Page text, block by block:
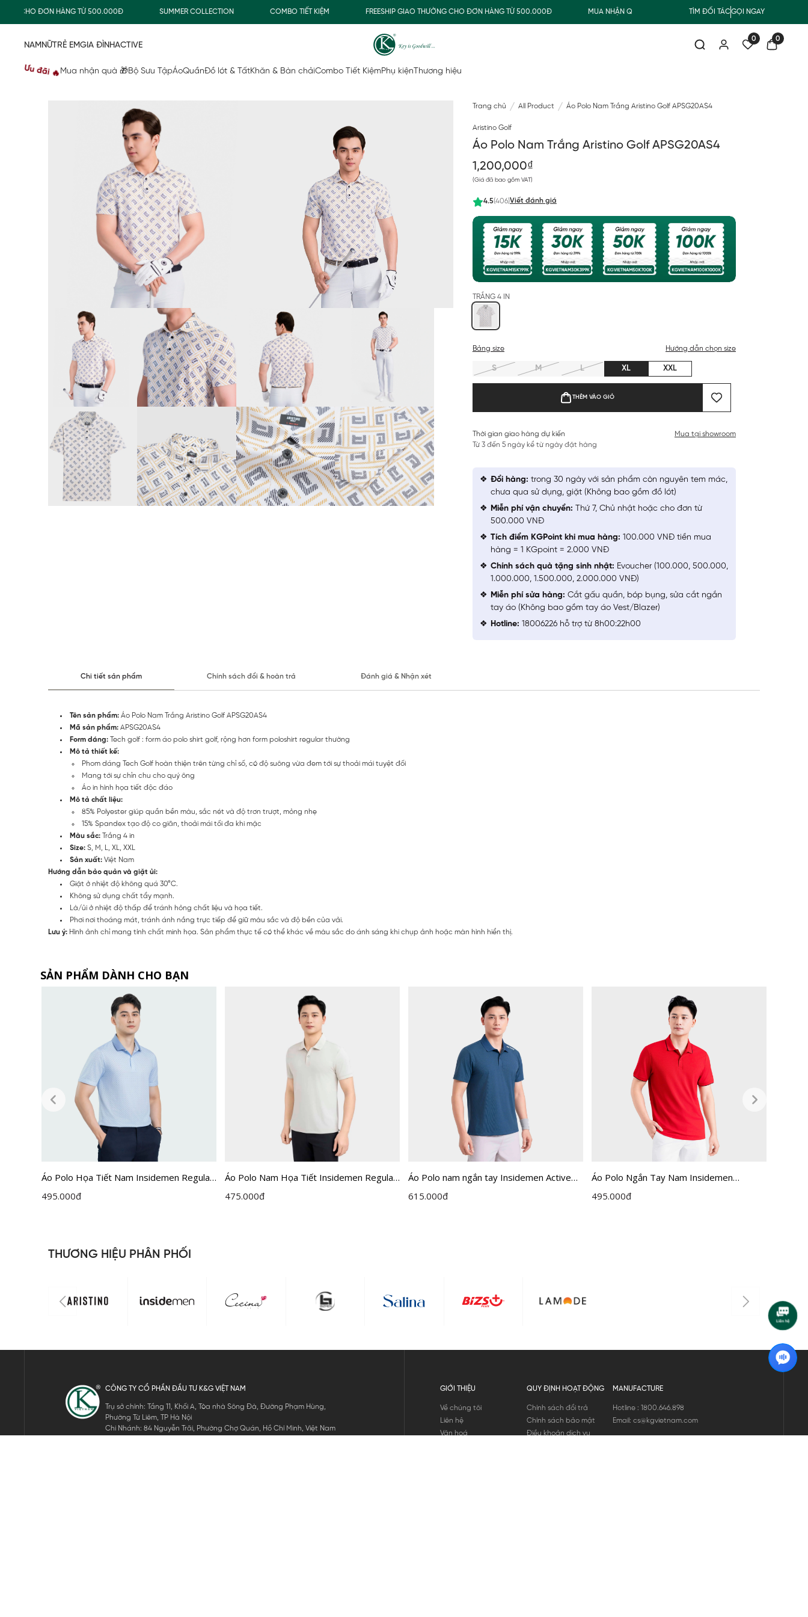
CHO ĐƠN HÀNG TỪ 500.000Đ SUMMER COLLECTION COMBO TIẾT KIỆM FREESHIP GIAO THƯỜNG CHO ĐƠN HÀNG TỪ 500.000Đ MUA NHẬN QUÀ FREESHIP GIAO THƯỜNG CHO ĐƠN HÀNG
TÌM ĐỐI TÁCGỌI NGAY
0 0
NAMNỮTRẺ EMGIA ĐÌNHACTIVE
Ưu đãi 🔥 Mua nhận quà 🎁Bộ Sưu TậpÁoQuầnĐồ lót & TấtKhăn & Bàn chảiCombo Tiết KiệmPhụ kiện Thương hiệu
Trang chủ All Product Áo Polo Nam Trắng Aristino Golf APSG20AS4
Aristino Golf
Áo Polo Nam Trắng Aristino Golf APSG20AS4
1,200,000₫
(Giá đã bao gồm VAT)
4.5(406)Viết đánh giá
TRẮNG 4 IN
Bảng size Hướng dẫn chọn size
S M L XL XXL
THÊM VÀO GIỎ
Thời gian giao hàng dự kiến
Từ 3 đến 5 ngày kể từ ngày đặt hàng
Mua tại showroom
Đổi hàng: trong 30 ngày với sản phẩm còn nguyên tem mác,
chưa qua sử dụng, giặt (Không bao gồm đồ lót)
Miễn phí vận chuyển: Thứ 7, Chủ nhật hoặc cho đơn từ
500.000 VNĐ
Tích điểm KGPoint khi mua hàng: 100.000 VNĐ tiền mua
hàng = 1 KGpoint = 2.000 VNĐ
Chính sách quà tặng sinh nhật: Evoucher (100.000, 500.000,
1.000.000, 1.500.000, 2.000.000 VNĐ)
Miễn phí sửa hàng: Cắt gấu quần, bóp bụng, sửa cắt ngắn
tay áo (Không bao gồm tay áo Vest/Blazer)
Hotline: 18006226 hỗ trợ từ 8h00:22h00
Chi tiết sản phẩm Chính sách đổi & hoàn trả Đánh giá & Nhận xét
Tên sản phẩm: Áo Polo Nam Trắng Aristino Golf APSG20AS4
Mã sản phẩm: APSG20AS4
Form dáng: Tech golf : form áo polo shirt golf, rộng hơn form poloshirt regular thường
Mô tả thiết kế:
Phom dáng Tech Golf hoàn thiện trên từng chỉ số, có độ suông vừa đem tới sự thoải mái tuyệt đối
Mang tới sự chỉn chu cho quý ông
Áo in hình họa tiết độc đáo
Mô tả chất liệu:
85% Polyester giúp quần bền màu, sắc nét và độ trơn trượt, mỏng nhẹ
15% Spandex tạo độ co giãn, thoải mái tối đa khi mặc
Màu sắc: Trắng 4 in
Size: S, M, L, XL, XXL
Sản xuất: Việt Nam
Hướng dẫn bảo quản và giặt ủi:
Giặt ở nhiệt độ không quá 30°C.
Không sử dụng chất tẩy mạnh.
Là/ủi ở nhiệt độ thấp để tránh hỏng chất liệu và họa tiết.
Phơi nơi thoáng mát, tránh ánh nắng trực tiếp để giữ màu sắc và độ bền của vải.
Lưu ý: Hình ảnh chỉ mang tính chất minh họa. Sản phẩm thực tế có thể khác về màu sắc do ánh sáng khi chụp ảnh hoặc màn hình hiển thị.
SẢN PHẨM DÀNH CHO BẠN
Áo Polo Họa Tiết Nam Insidemen Regular
Fit IPS059AZ
495.000đ
Áo Polo Nam Họa Tiết Insidemen Regular
Fit IPS063MAH0
475.000đ
Áo Polo nam ngắn tay Insidemen Active
dáng Regular IPS117EDP01
615.000đ
Áo Polo Ngắn Tay Nam Insidemen
Regular IPS212AH0
495.000đ
THƯƠNG HIỆU PHÂN PHỐI
CÔNG TY CỔ PHẦN ĐẦU TƯ K&G VIỆT NAM
Trụ sở chính: Tầng 11, Khối A, Tòa nhà Sông Đà, Đường Phạm Hùng,
Phường Từ Liêm, TP Hà Nội
Chi Nhánh: 84 Nguyễn Trãi, Phường Chợ Quán, Hồ Chí Minh, Việt Nam
GIỚI THIỆU
Về chúng tôi
Liên hệ
Văn hoá
QUY ĐỊNH HOẠT ĐỘNG
Chính sách đổi trả
Chính sách bảo mật
Điều khoản dịch vụ
MANUFACTURE
Hotline : 1800.646.898
Email: cs@kgvietnam.com